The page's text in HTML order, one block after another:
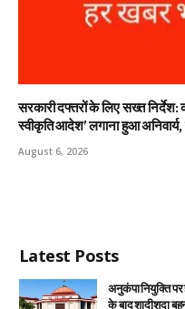
सरकारी दफ्तरों के लिए सख्त
स्वीकृति आदेश’ लगाना हुआ
August 6, 2026
Latest Posts
अनुकंपा नियुक्ति पर
के बाद शादीशुदा